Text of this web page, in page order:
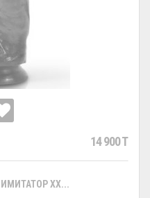
14 900 T
XX...